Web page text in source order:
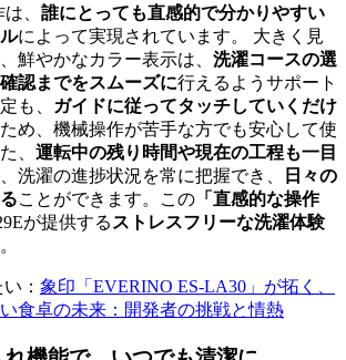
、 誰にとっても直感的で分かりやすい
によって実現されています。 大きく見
鮮やかなカラー表示は、 洗濯コースの選
認までをスムーズに行えるようサポート
も、
ガイドに従ってタッチしていくだけ
め、機械操作が苦手な方でも安心して使
、 運転中の残り時間や現在の工程も一目
洗濯の進捗状況を常に把握でき、
日々の
ことができます。この 「直感的な操作
が提供する ストレスフリーな洗濯体験
： 象印「EVERINO ES-LA30」が拓く、
食卓の未来：開発者の挑戦と情熱